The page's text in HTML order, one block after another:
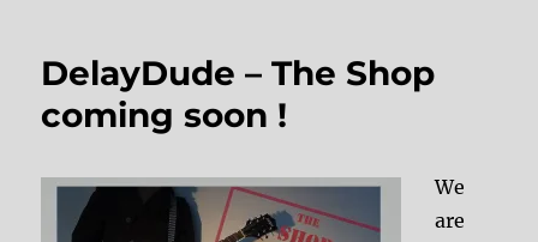
DelayDude – The Shop
coming soon !
We
are